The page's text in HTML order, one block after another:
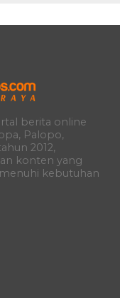
berita online
Palopo,
2012,
konten yang
kebutuhan